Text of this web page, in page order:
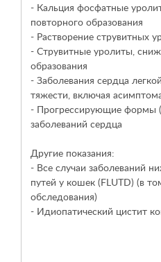
- Кальция фосфатные
повторного образования
- Растворение струвитных
- Струвитные уролиты,
образования
- Заболевания сердца
тяжести, включая
- Прогрессирующие формы
заболеваний сердца
Другие показания:
- Все случаи заболеваний
путей у кошек (FLUTD) (в
обследования)
- Идиопатический цистит